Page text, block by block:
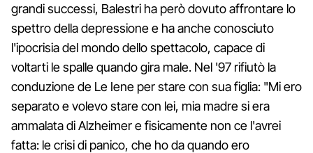
grandi successi, Balestri ha però dovuto affrontare lo
spettro della depressione e ha anche conosciuto
l'ipocrisia del mondo dello spettacolo, capace di
voltarti le spalle quando gira male. Nel '97 rifiutò la
conduzione de Le Iene per stare con sua figlia: "Mi ero
separato e volevo stare con lei, mia madre si era
ammalata di Alzheimer e fisicamente non ce l'avrei
fatta: le crisi di panico, che ho da quando ero